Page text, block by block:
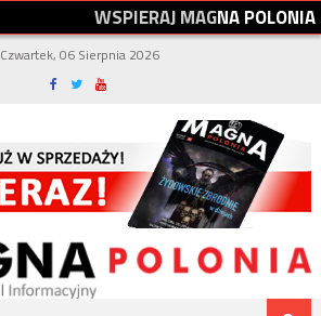
WSPIERAJMAGNAPOLONIA
Czwartek, 06 Sierpnia 2026